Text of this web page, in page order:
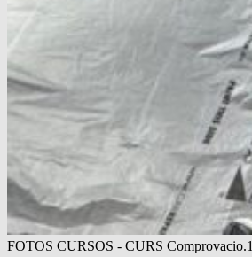
FOTOS CURSOS - CURS Comprovacio.1